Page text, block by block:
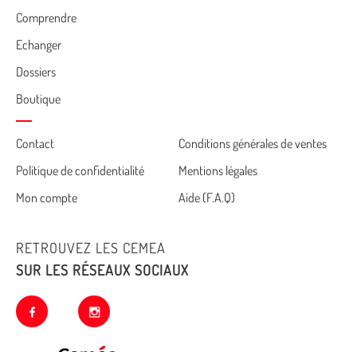
Comprendre
Echanger
Dossiers
Boutique
Cemea
footer
Contact
Conditions générales de ventes
Politique de confidentialité
Mentions légales
Mon compte
Aide (F.A.Q)
RETROUVEZ LES CEMEA
SUR LES RÉSEAUX SOCIAUX
facebook instagram